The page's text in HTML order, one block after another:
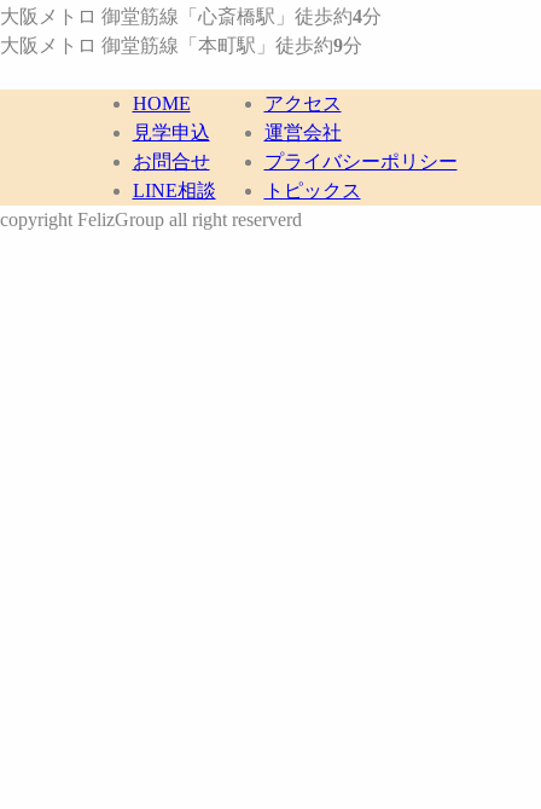
大阪メトロ 御堂筋線 「心斎橋駅」 徒歩約4分
大阪メトロ 御堂筋線 「本町駅」 徒歩約9分
HOME
見学申込
お問合せ
LINE相談
アクセス
運営会社
プライバシーポリシー
トピックス
copyright FelizGroup all right reserverd